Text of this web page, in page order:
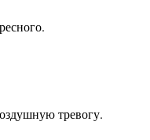
тревогу.